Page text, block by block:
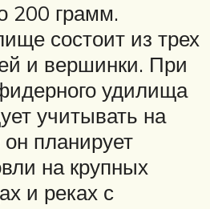
200 грамм.
состоит из трех
и вершинки. При
удилища
учитывать на
планирует
на крупных
и реках с